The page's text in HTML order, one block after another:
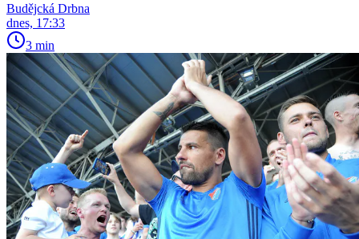
Budějcká Drbna
dnes, 17:33
3 min